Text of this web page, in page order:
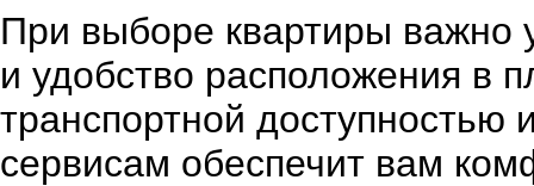
При выборе квартиры важно
и удобство расположения в
транспортной
сервисам обеспечит вам